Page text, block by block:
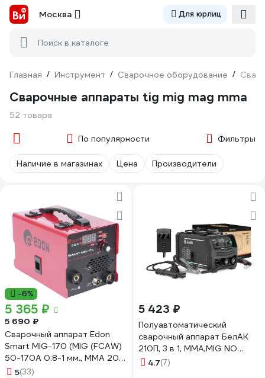
Москва Для юрлиц
Поиск в каталоге
Главная / Инструмент / Сварочное оборудование /
Сварочные аппараты tig mig mag mma
52 товара
По популярности Фильтры
Наличие в магазинах Цена Производители
-6%
5 365 ₽
5 690 ₽
Сварочный аппарат Edon
Smart MIG-170 (MIG (FCAW)
50-170A 0.8-1 мм., MMA 20-
170A., 2-4 мм.Lift TIG) 40591
5(33)
5 423 ₽
Полуавтоматический
сварочный аппарат БелАК
210П, 3 в 1, MMA,MIG NO
GAS,TIG БАК.12126
4.7(7)